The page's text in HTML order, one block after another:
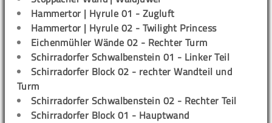
Hammertor | Hyrule 01 - Zugluft
Hammertor | Hyrule 02 - Twilight Princess
Eichenmühler Wände 02 - Rechter Turm
Schirradorfer Schwalbenstein 01 - Linker Teil
Schirradorfer Block 02 - rechter Wandteil und
Turm
Schirradorfer Schwalbenstein 02 - Rechter Teil
Schirradorfer Block 01 - Hauptwand